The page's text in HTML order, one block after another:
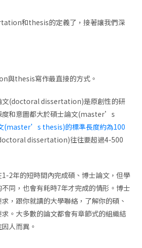
和thesis的定義了，接著讓我們深
與thesis寫作最直接的方式。
文(doctoral dissertation)是原創性的研
度和意圖都大於碩士論文(master’s
(master’s thesis)的標準長度約為100
dissertation)往往要超過4-500
2年的短時間內完成碩、博士論文，但學
同，也會有耗時7年才完成的情形。博士
，跟你就讀的大學聯絡，了解你的碩、
。大多數的論文都會有章節式的組織結
人而異。